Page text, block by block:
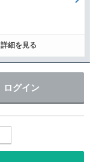
詳細を見る
ログイン